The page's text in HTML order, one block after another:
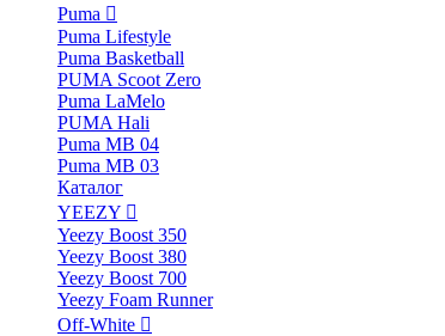
Puma
Puma Lifestyle
Puma Basketball
PUMA Scoot Zero
Puma LaMelo
PUMA Hali
Puma MB 04
Puma MB 03
Каталог
YEEZY
Yeezy Boost 350
Yeezy Boost 380
Yeezy Boost 700
Yeezy Foam Runner
Off-White